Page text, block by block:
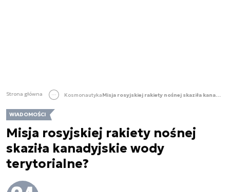
Strona główna Kosmonautyka Misja rosyjskiej rakiety nośnej skaziła kanadyjskie wody terytorialne?
WIADOMOŚCI
Misja rosyjskiej rakiety nośnej
skaziła kanadyjskie wody
terytorialne?